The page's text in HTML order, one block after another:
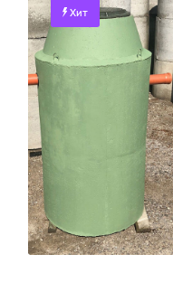
ЦЕНЫ
ИНФОРМАЦИЯ
НАШИ РАБОТЫ
О КОМПАНИИ
КОНТАКТЫ
Хит